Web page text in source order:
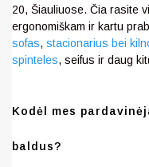
20, Šiauliuose. Čia rasite
ergonomiškam ir kartu
sofas, stacionarius bei
spinteles, seifus ir daug
Kodėl mes
baldus?